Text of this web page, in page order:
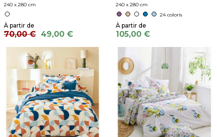
240 x 280 cm
70,00 € 49,00 €
240 x 280 cm
24 coloris
105,00 €